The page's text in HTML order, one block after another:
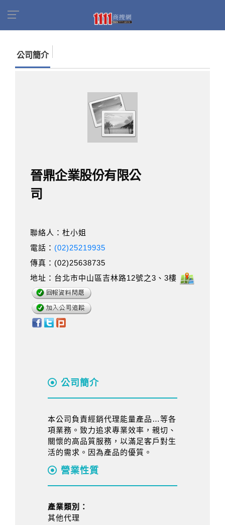
公司簡介
晉鼎企業股份有限公
司
聯絡人：杜小姐
電話： (02)25219935
傳真：(02)25638735
地址：台北市中山區吉林路12號之3、3樓
公司簡介
本公司負責經銷代理能量產品…等各
項業務。致力追求專業效率，親切、
關懷的高品質服務，以滿足客戶對生
活的需求。因為產品的優質。
營業性質
產業類別：
其他代理